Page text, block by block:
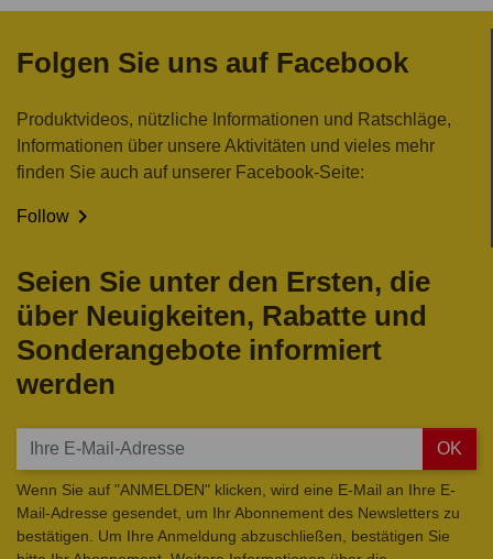
Folgen Sie uns auf Facebook
Produktvideos, nützliche Informationen und Ratschläge,
Informationen über unsere Aktivitäten und vieles mehr
finden Sie auch auf unserer Facebook-Seite:
Follow 
Seien Sie unter den Ersten, die
über Neuigkeiten, Rabatte und
Sonderangebote informiert
werden
OK
Wenn Sie auf "ANMELDEN" klicken, wird eine E-Mail an Ihre E-
Mail-Adresse gesendet, um Ihr Abonnement des Newsletters zu
bestätigen. Um Ihre Anmeldung abzuschließen, bestätigen Sie